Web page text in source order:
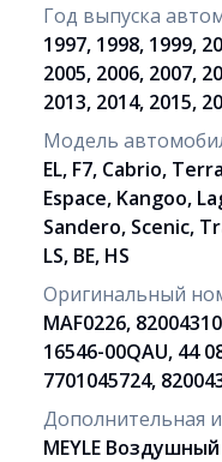
Год выпуска
1997, 1998, 1999,
2005, 2006, 2007,
2013, 2014, 2015,
Модель
EL, F7, Cabrio,
Espace, Kangoo,
Sandero, Scenic,
LS, BE, HS
Оригинальный
MAF0226,
16546-00QAU, 44
7701045724,
Дополнительная
MEYLE